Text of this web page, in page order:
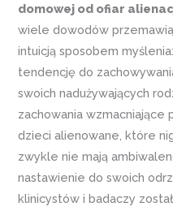
domowej od ofiar
wiele dowodów
intuicją sposobem
tendencję do
swoich nadużywających
zachowania wzmacniające
dzieci alienowane, które
zwykle nie mają
nastawienie do swoich
klinicystów i badaczy